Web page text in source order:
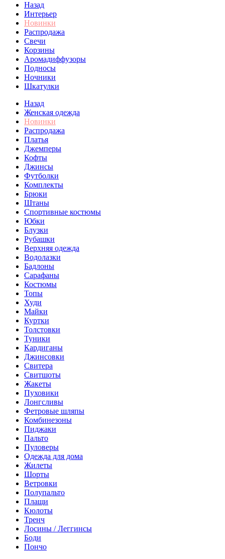
Назад
Интерьер
Новинки
Распродажа
Свечи
Корзины
Аромадиффузоры
Подносы
Ночники
Шкатулки
Назад
Женская одежда
Новинки
Распродажа
Платья
Джемперы
Кофты
Джинсы
Футболки
Комплекты
Брюки
Штаны
Спортивные костюмы
Юбки
Блузки
Рубашки
Верхняя одежда
Водолазки
Бадлоны
Сарафаны
Костюмы
Топы
Худи
Майки
Куртки
Толстовки
Туники
Кардиганы
Джинсовки
Свитера
Свитшоты
Жакеты
Пуховики
Лонгсливы
Фетровые шляпы
Комбинезоны
Пиджаки
Пальто
Пуловеры
Одежда для дома
Жилеты
Шорты
Ветровки
Полупальто
Плащи
Кюлоты
Тренч
Лосины / Леггинсы
Боди
Пончо